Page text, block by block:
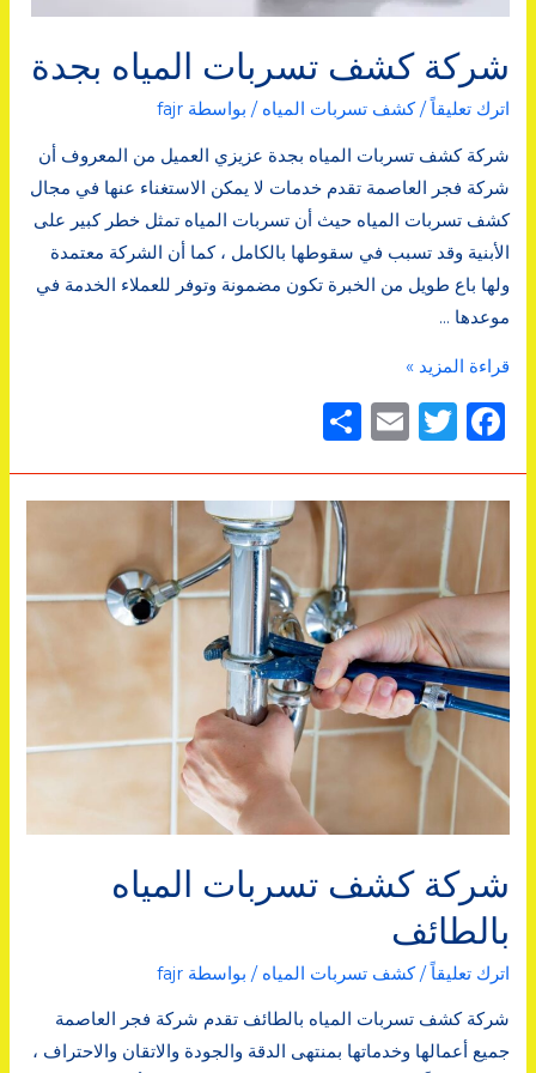
شركة كشف تسربات المياه بجدة
اترك تعليقاً /كشف تسربات المياه / بواسطة fajr
شركة كشف تسربات المياه بجدة عزيزي العميل من المعروف أن
شركة فجر العاصمة تقدم خدمات لا يمكن الاستغناء عنها في مجال
كشف تسربات المياه حيث أن تسربات المياه تمثل خطر كبير على
الأبنية وقد تسبب في سقوطها بالكامل ، كما أن الشركة معتمدة
ولها باع طويل من الخبرة تكون مضمونة وتوفر للعملاء الخدمة في
موعدها …
شركة
كشف
تسربات
قراءة المزيد »
F
c
e
b
o
o
k
T
it
te
r
E
ai ر
شركة كشف تسربات المياه
بالطائف
اترك تعليقاً /كشف تسربات المياه / بواسطة fajr
شركة كشف تسربات المياه بالطائف تقدم شركة فجر العاصمة
جميع أعمالها وخدماتها بمنتهى الدقة والجودة والاتقان والاحتراف ،